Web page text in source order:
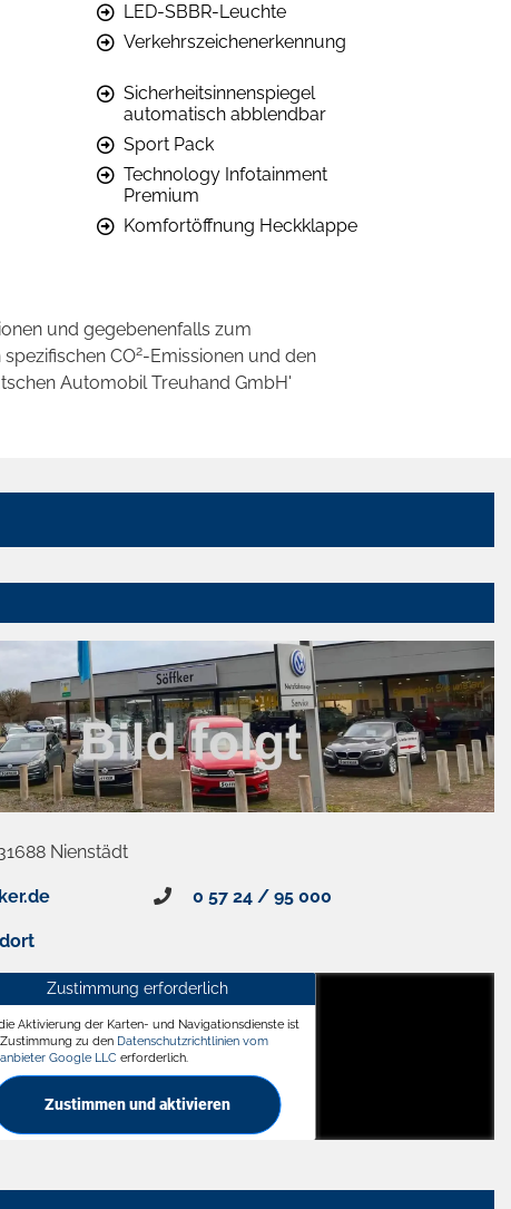
LED-SBBR-Leuchte
Verkehrszeichenerkennung
Sicherheitsinnenspiegel
automatisch abblendbar
Sport Pack
Technology Infotainment
Premium
Komfortöffnung Heckklappe
und gegebenenfalls zum
CO2-Emissionen und den
Automobil Treuhand GmbH'
Nienstädt
0 57 24 / 95 000
Zustimmung erforderlich
Aktivierung der Karten- und Navigationsdienste ist
zu den Datenschutzrichtlinien vom
Google LLC erforderlich.
Zustimmen und aktivieren